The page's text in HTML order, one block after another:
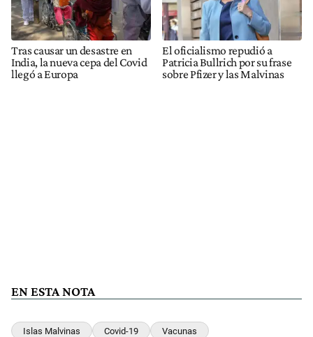
Tras causar un desastre en
India, la nueva cepa del Covid
llegó a Europa
El oficialismo repudió a
Patricia Bullrich por su frase
sobre Pfizer y las Malvinas
EN ESTA NOTA
Islas Malvinas Covid-19 Vacunas